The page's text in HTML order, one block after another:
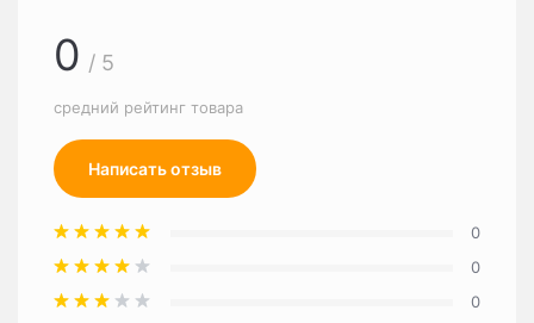
0 / 5
средний рейтинг товара
Написать отзыв
0
0
0